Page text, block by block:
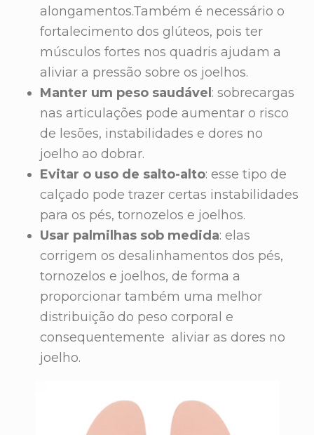
alongamentos.Também é necessário o
fortalecimento dos glúteos, pois ter
músculos fortes nos quadris ajudam a
aliviar a pressão sobre os joelhos.
Manter um peso saudável : sobrecargas
nas articulações pode aumentar o risco
de lesões, instabilidades e dores no
joelho ao dobrar.
Evitar o uso de salto-alto: esse tipo de
calçado pode trazer certas instabilidades
para os pés, tornozelos e joelhos.
Usar palmilhas sob medida: elas
corrigem os desalinhamentos dos pés,
tornozelos e joelhos, de forma a
proporcionar também uma melhor
distribuição do peso corporal e
consequentemente aliviar as dores no
joelho.